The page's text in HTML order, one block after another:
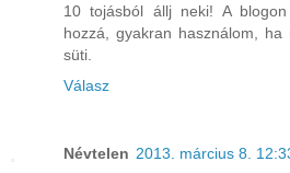
10 tojásból állj neki! A
hozzá, gyakran használom,
süti.
Válasz
Névtelen 2013. március 8.